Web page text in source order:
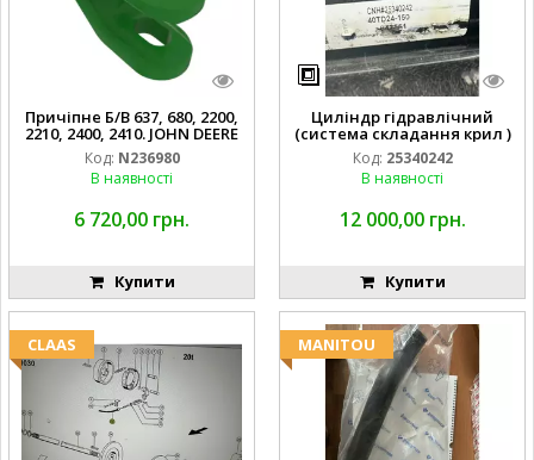
Причіпне Б/В 637, 680, 2200,
2210, 2400, 2410. JOHN DEERE
Код: N236980
В наявності
6 720,00 грн.
Купити
Циліндр гідравлічний
(система складання крил )
Код: 25340242
В наявності
12 000,00 грн.
Купити
CLAAS MANITOU